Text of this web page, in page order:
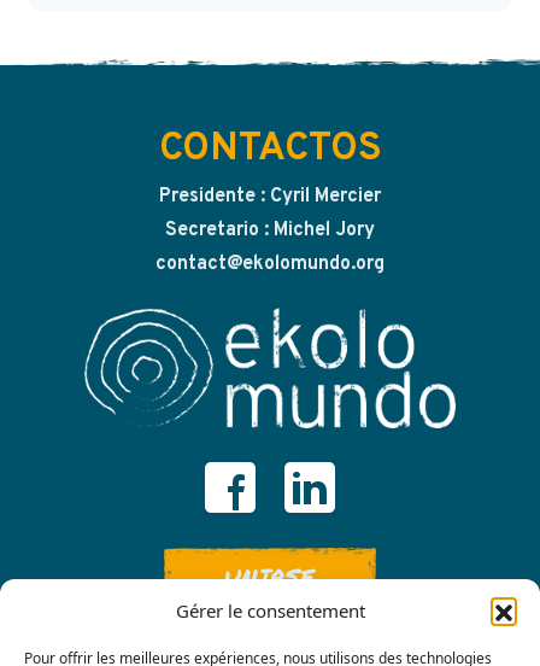
Gérer le consentement
Pour offrir les meilleures expériences, nous utilisons des technologies
CONTACTOS
Presidente : Cyril Mercier
Secretario : Michel Jory
contact@ekolomundo.org
UNIRSE